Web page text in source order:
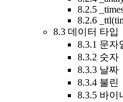
8.2.5
8.2.6
8.3 데이터 타입
8.3.1 문자
8.3.2 숫자
8.3.3 날짜
8.3.4 불린
8.3.5 바이